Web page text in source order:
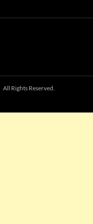
All Rights Reserved.